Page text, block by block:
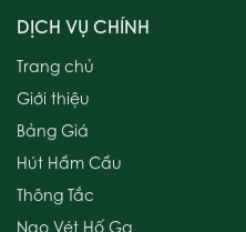
DỊCH VỤ CHÍNH
Trang chủ
Giới thiệu
Bảng Giá
Hút Hầm Cầu
Thông Tắc
Nạo Vét Hố Ga